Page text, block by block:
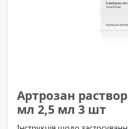
Артрозан
мл 2,5 мл 3 шт